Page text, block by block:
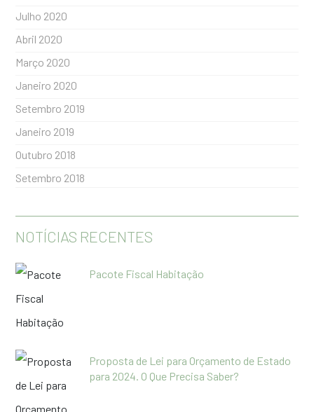
Julho 2020
Abril 2020
Março 2020
Janeiro 2020
Setembro 2019
Janeiro 2019
Outubro 2018
Setembro 2018
NOTÍCIAS RECENTES
Pacote Fiscal Habitação
Proposta de Lei para Orçamento de Estado
para 2024. O Que Precisa Saber?